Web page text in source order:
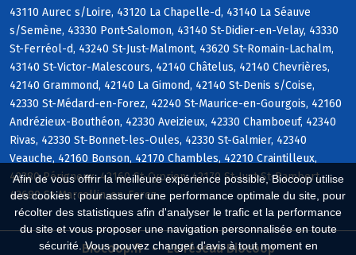
Afin de vous offrir la meilleure expérience possible, Biocoop utilise
des cookies : pour assurer une performance optimale du site, pour
récolter des statistiques afin d'analyser le trafic et la performance
du site et vous proposer une navigation personnalisée en toute
sécurité. Vous pouvez changer d'avis à tout moment en
43110 Aurec s/Loire, 43120 La Chapelle-d, 43140 La Séauve
s/Semène, 43330 Pont-Salomon, 43140 St-Didier-en-Velay, 43330
St-Ferréol-d, 43240 St-Just-Malmont, 43620 St-Romain-Lachalm,
43140 St-Victor-Malescours, 42140 Châtelus, 42140 Chevrières,
42140 Grammond, 42140 La Gimond, 42140 St-Denis s/Coise,
42330 St-Médard-en-Forez, 42240 St-Maurice-en-Gourgois, 42160
Andrézieux-Bouthéon, 42330 Aveizieux, 42330 Chamboeuf, 42340
Rivas, 42330 St-Bonnet-les-Oules, 42330 St-Galmier, 42340
Veauche, 42160 Bonson, 42170 Chambles, 42210 Craintilleux,
42380 Périgneux, 42160 St-Cyprien, 42170 St-Just-St-Rambert,
42680 St-Marcellin-en-Forez
Biocoop.fr Le réseau Biocoop